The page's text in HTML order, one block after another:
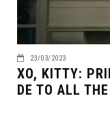
23/03/2023
XO, KITTY:
DE TO ALL